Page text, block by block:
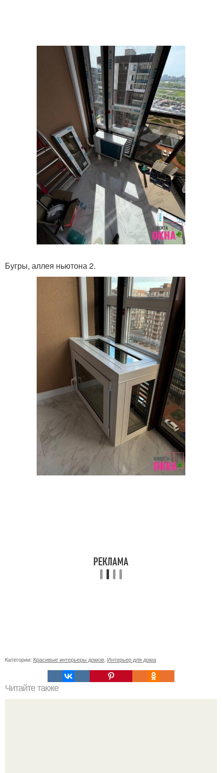
Бугры, аллея ньютона 2.
Категории: Красивые интерьеры домов, Интерьер для дома
Читайте также